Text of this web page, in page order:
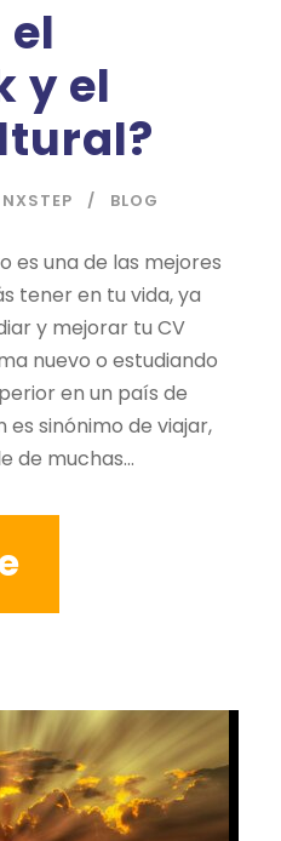
el
y el
NXSTEP BLOG
es una de las mejores
tener en tu vida, ya
y mejorar tu CV
nuevo o estudiando
en un país de
sinónimo de viajar,
de muchas...